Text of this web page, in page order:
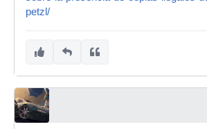
petzl/